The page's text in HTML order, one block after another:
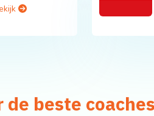
de beste